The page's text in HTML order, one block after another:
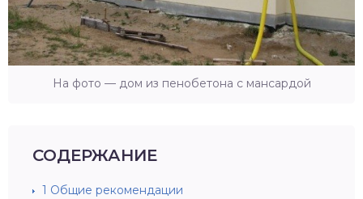
На фото — дом из пенобетона с мансардой
СОДЕРЖАНИЕ
1 Общие рекомендации